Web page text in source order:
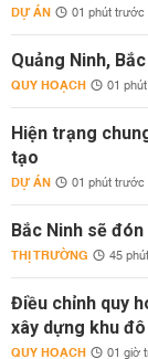
DỰ ÁN 01 phút trước
Quảng Ninh,
QUY HOẠCH 01
Hiện trạng
tạo
DỰ ÁN 01 phút trước
Bắc Ninh sẽ
THỊ TRƯỜNG 45
Điều chỉnh quy
xây dựng khu
QUY HOẠCH 01 giờ